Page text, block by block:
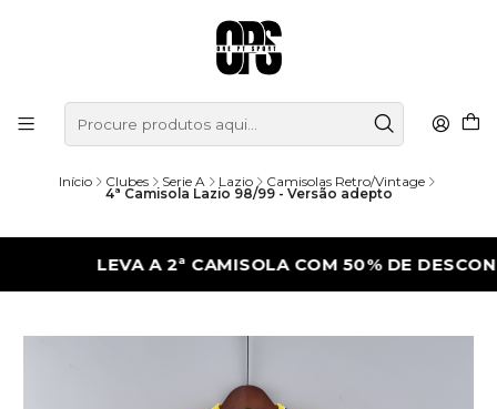
Início Clubes Serie A Lazio Camisolas Retro/Vintage
4ª Camisola Lazio 98/99 - Versão adepto
LEVA A 2ª CAMISOLA COM 50% DE DESCONTO